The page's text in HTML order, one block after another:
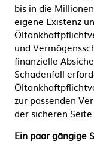
bis in die
eigene Existenz
und
finanzielle
Schadenfall
zur passenden
der sicheren Seite
Ein paar gängige